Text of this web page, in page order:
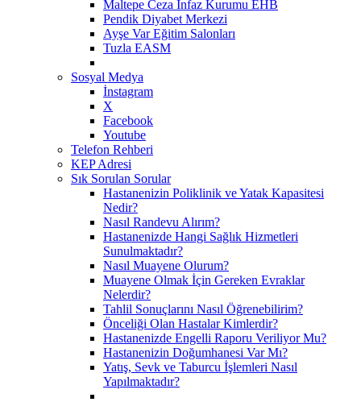
Maltepe Ceza İnfaz Kurumu EHB
Pendik Diyabet Merkezi
Ayşe Var Eğitim Salonları
Tuzla EASM
Sosyal Medya
İnstagram
X
Facebook
Youtube
Telefon Rehberi
KEP Adresi
Sık Sorulan Sorular
Hastanenizin Poliklinik ve Yatak Kapasitesi
Nedir?
Nasıl Randevu Alırım?
Hastanenizde Hangi Sağlık Hizmetleri
Sunulmaktadır?
Nasıl Muayene Olurum?
Muayene Olmak İçin Gereken Evraklar
Nelerdir?
Tahlil Sonuçlarını Nasıl Öğrenebilirim?
Önceliği Olan Hastalar Kimlerdir?
Hastanenizde Engelli Raporu Veriliyor Mu?
Hastanenizin Doğumhanesi Var Mı?
Yatış, Sevk ve Taburcu İşlemleri Nasıl
Yapılmaktadır?